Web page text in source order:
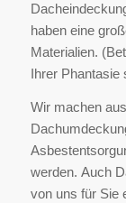
haben eine
Materialien.
Ihrer Phantasie
Wir machen
werden. Auch
von uns für Sie